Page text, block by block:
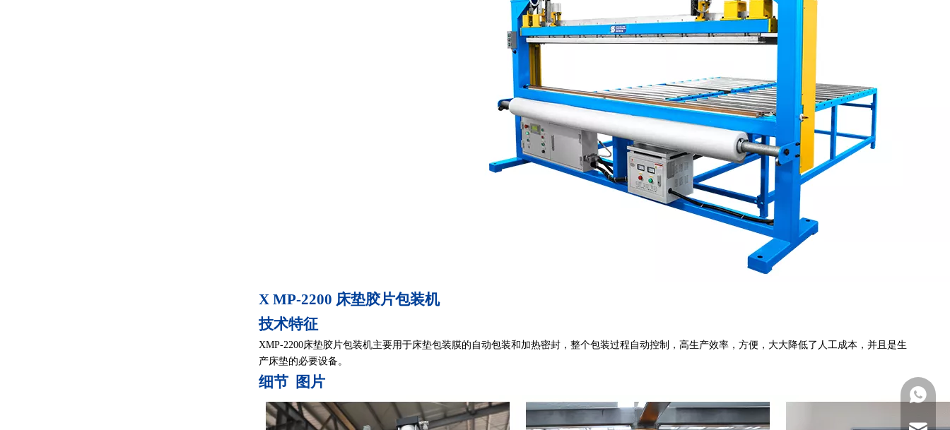
X MP-2200 床垫胶片包装机
技术特征
XMP-2200床垫胶片包装机主要用于床垫包装膜的自动包装和加热密封，整个包装过程自动控制，高生产效率，方便，大大降低了人工成本，并且是生
产床垫的必要设备。
细节 图片